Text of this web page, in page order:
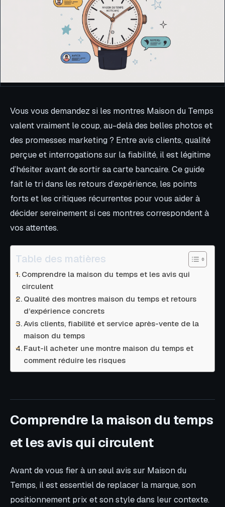
Vous vous demandez si les montres Maison du Temps
valent vraiment le coup, au-delà des belles photos et
des promesses marketing ? Entre avis clients, qualité
perçue et interrogations sur la fiabilité, il est légitime
d’hésiter avant de sortir sa carte bancaire. Ce guide
fait le tri dans les retours d’expérience, les points
forts et les critiques récurrentes pour vous aider à
décider sereinement si ces montres correspondent à
vos attentes.
Table des matières
Comprendre la maison du temps et les avis qui
circulent
Qualité des montres maison du temps et retours
d’expérience concrets
Avis clients, fiabilité et service après-vente de la
maison du temps
Faut-il acheter une montre maison du temps et
comment réduire les risques
Comprendre la maison du temps
et les avis qui circulent
Avant de vous fier à un seul avis sur Maison du
Temps, il est essentiel de replacer la marque, son
positionnement prix et son style dans leur contexte.